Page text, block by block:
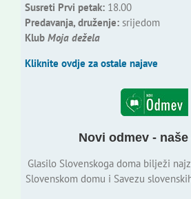
Susreti Prvi petak:18.00
Predavanja, druženje:srijedom
Klub Moja dežela
Kliknite ovdje za ostale najave
Novi odmev -
Glasilo Slovenskoga doma bilježi
Slovenskom domu i Savezu